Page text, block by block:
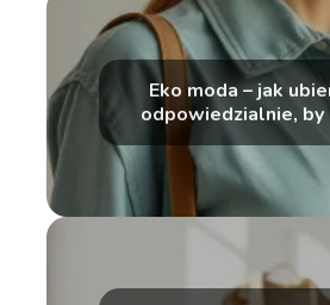
Eko moda – jak
odpowiedzialnie, by
planetę?